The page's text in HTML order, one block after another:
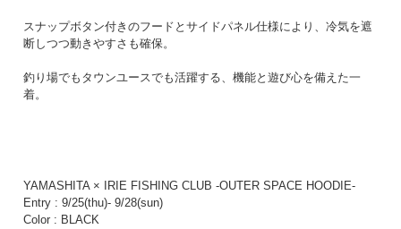
スナップボタン付きのフードとサイドパネル仕様により、冷気を遮
断しつつ動きやすさも確保。
釣り場でもタウンユースでも活躍する、機能と遊び心を備えた一
着。
YAMASHITA × IRIE FISHING CLUB -OUTER SPACE HOODIE-
Entry : 9/25(thu)- 9/28(sun)
Color : BLACK